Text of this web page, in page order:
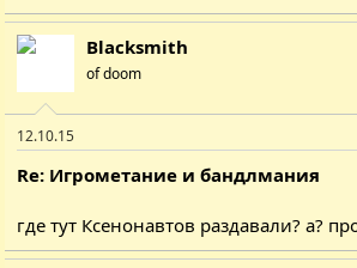
Blacksmith
of doom
12.10.15
Re: Игрометание и бандлмания
где тут Ксенонавтов раздавали? а?